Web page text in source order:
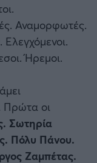
Αναμορφωτές.
Ήρεμοι.
Πρώτα οι
Σωτηρία
Πόλυ Πάνου.
Ζαμπέτας.